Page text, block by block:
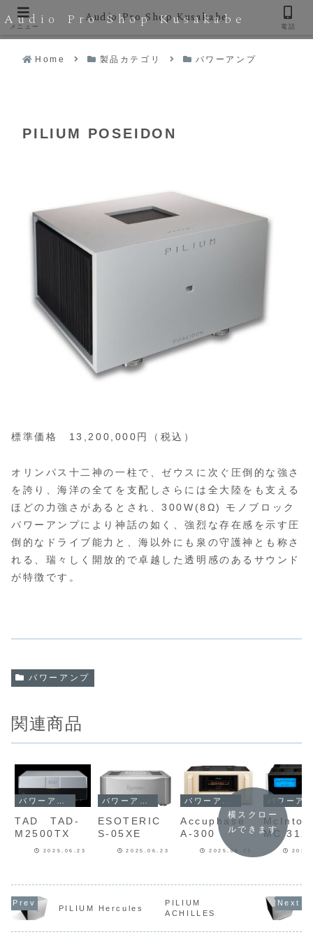
Audio Pro Shop Kusakabe
Home 製品カテゴリ パワーアンプ
PILIUM POSEIDON
標準価格 13,200,000円（税込）
オリンパス十二神の一柱で、ゼウスに次ぐ圧倒的な強さ
を誇り、海洋の全てを支配しさらには全大陸をも支える
ほどの力強さがあるとされ、300W(8Ω) モノブロック
パワーアンプにより神話の如く、強烈な存在感を示す圧
倒的なドライブ能力と、海以外にも泉の守護神とも称さ
れる、瑞々しく開放的で卓越した透明感のあるサウンド
が特徴です。
パワーアンプ
関連商品
パワーアンプ
TAD TAD-
M2500TX
2025.06.23
パワーアンプ
ESOTERIC
S-05XE
2025.06.23
パワーアンプ
Accuphase
A-300
2025.06.23
MC 312
横スクロー
ルできます
PILIUM Hercules
PILIUM
ACHILLES
メニュー
Audio Pro Shop Kusakabe
電話